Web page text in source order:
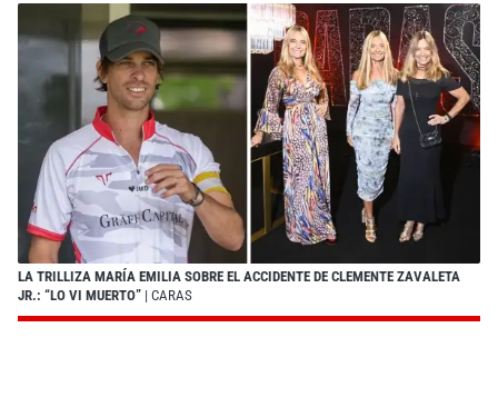
LA TRILLIZA MARÍA EMILIA SOBRE EL ACCIDENTE DE CLEMENTE ZAVALETA
JR.: “LO VI MUERTO” | CARAS